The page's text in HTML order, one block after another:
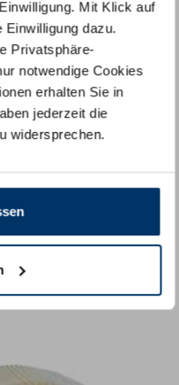
Einwilligung dazu.
Privatsphäre-
notwendige Cookies
erhalten Sie in
jederzeit die
widersprechen.